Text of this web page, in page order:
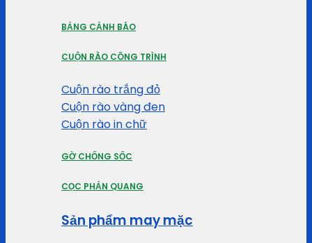
BẢNG CẢNH BÁO
CUỘN RÀO CÔNG TRÌNH
Cuộn rào trắng đỏ
Cuộn rào vàng đen
Cuộn rào in chữ
GỜ CHỐNG SỐC
CỌC PHẢN QUANG
Sản phẩm may mặc